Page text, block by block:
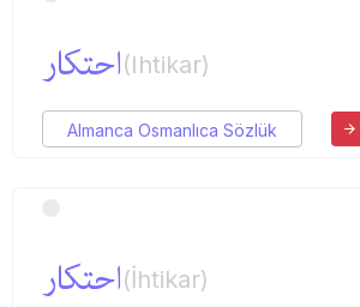
احتكار(Ihtikar)
Almanca Osmanlıca Sözlük
احتكار(İhtikar)